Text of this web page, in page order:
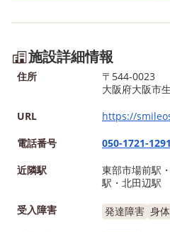
施設詳細情報
住所
〒544-0023
大阪府大阪市
URL
https://
電話番号
050-1721-1291
近隣駅
東部市場前駅
駅・北田辺駅
受入障害
発達障害 身